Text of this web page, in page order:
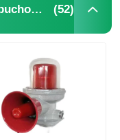
Lampka alarmowa przeciwwybuchowa (52)